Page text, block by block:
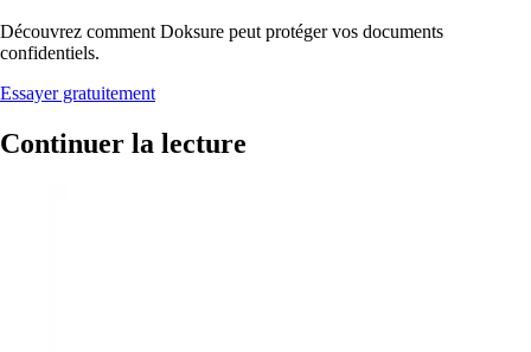
Découvrez comment Doksure peut protéger vos documents
confidentiels.
Essayer gratuitement
Continuer la lecture